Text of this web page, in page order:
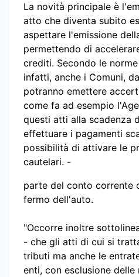
La novità principale è
atto che diventa subito
aspettare l'emissione
permettendo di
crediti. Secondo le
infatti, anche i Comuni,
potranno emettere
come fa ad esempio
questi atti alla scadenza
effettuare i pagamenti
possibilità di attivare le
cautelari. -
parte del conto corrente
fermo dell'auto.
"Occorre inoltre
- che gli atti di cui si
tributi ma anche le
enti, con esclusione